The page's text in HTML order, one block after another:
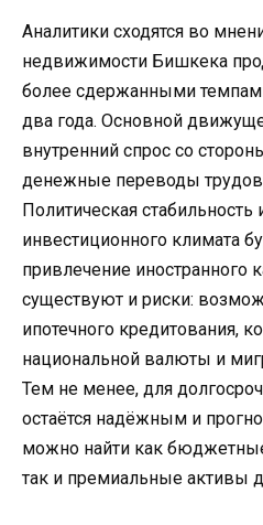
Аналитики сходятся во
недвижимости Бишкека
более сдержанными
два года. Основной
внутренний спрос со
денежные переводы
Политическая
инвестиционного климата
привлечение иностранного
существуют и риски:
ипотечного кредитования,
национальной валюты и
Тем не менее, для
остаётся надёжным и
можно найти как
так и премиальные активы